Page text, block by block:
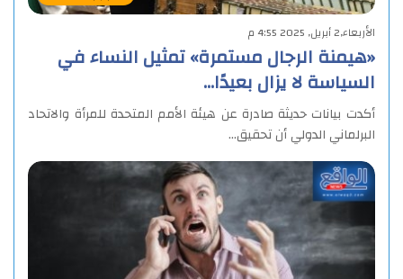
الأربعاء,2 أبريل, 2025 4:55 م
«هيمنة الرجال مستمرة» تمثيل النساء في
السياسة لا يزال بعيدًا…
أكدت بيانات حديثة صادرة عن هيئة الأمم المتحدة للمرأة والاتحاد
البرلماني الدولي أن تحقيق…